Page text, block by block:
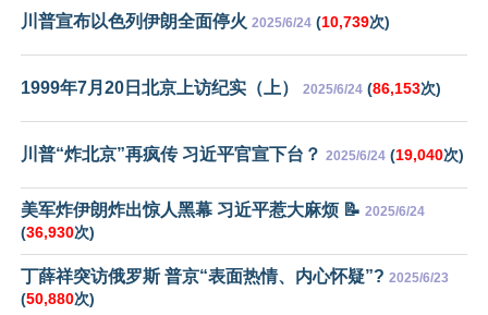
川普宣布以色列伊朗全面停火 2025/6/24 (10,739次)
1999年7月20日北京上访纪实（上） 2025/6/24 (86,153次)
川普“炸北京”再疯传 习近平官宣下台？ 2025/6/24 (19,040次)
美军炸伊朗炸出惊人黑幕 习近平惹大麻烦 📝 2025/6/24
(36,930次)
丁薛祥突访俄罗斯 普京“表面热情、内心怀疑”? 2025/6/23
(50,880次)